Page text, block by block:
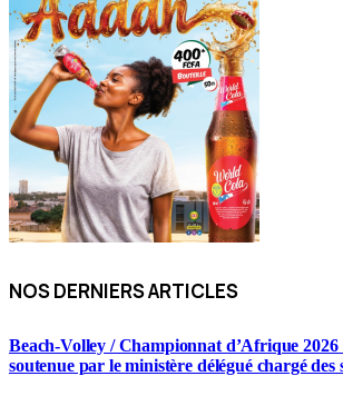
NOS DERNIERS ARTICLES
Beach-Volley / Championnat d’Afrique 2026
soutenue par le ministère délégué chargé des